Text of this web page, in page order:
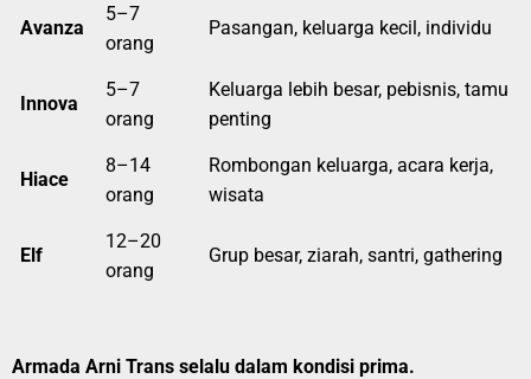
Avanza
5–7
orang
Pasangan, keluarga kecil, individu
Innova
5–7
orang
Keluarga lebih besar, pebisnis, tamu
penting
Hiace
8–14
orang
Rombongan keluarga, acara kerja,
wisata
Elf
12–20
orang
Grup besar, ziarah, santri, gathering
Armada Arni Trans selalu dalam kondisi prima.